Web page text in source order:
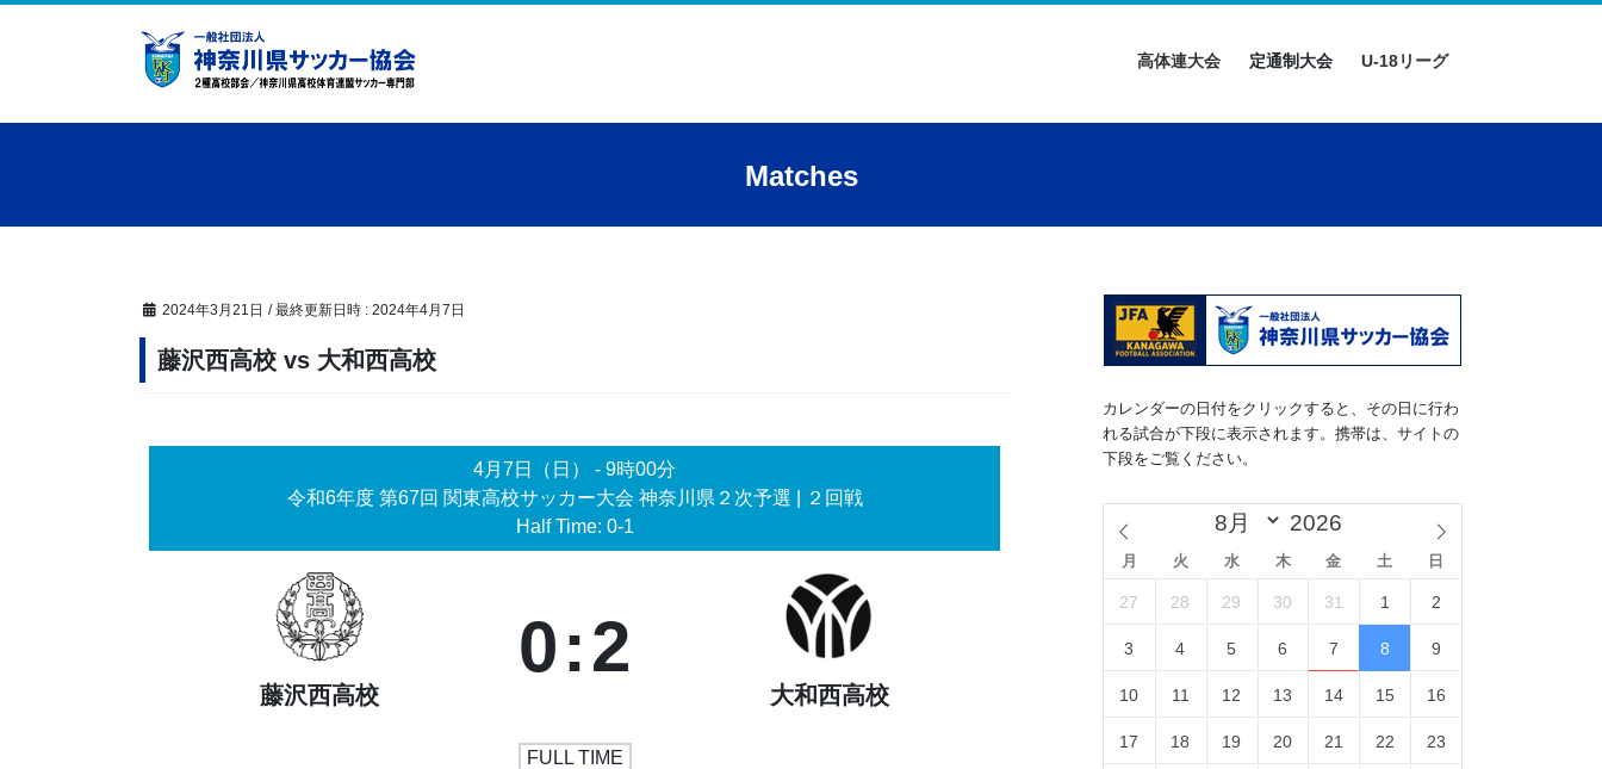
ツ
シ
高体連大会 定通制大会 U-18リーグ
Matches
2024年3月21日 / 最終更新日時 : 2024年4月7日
藤沢西高校 vs 大和西高校
4月7日（日） - 9時00分
令和6年度 第67回 関東高校サッカー大会 神奈川県２次予選
| ２回戦
Half Time: 0-1
藤沢西高校
0:2
大和西高校
FULL TIME
カレンダーの日付をクリックすると、その日に行わ
れる試合が下段に表示されます。携帯は、サイトの
下段をご覧ください。
月 火 水 木 金 土 日
27 28 29 30 31 1 2
3 4 5 6 7 8 9
10 11 12 13 14 15 16
17 18 19 20 21 22 23